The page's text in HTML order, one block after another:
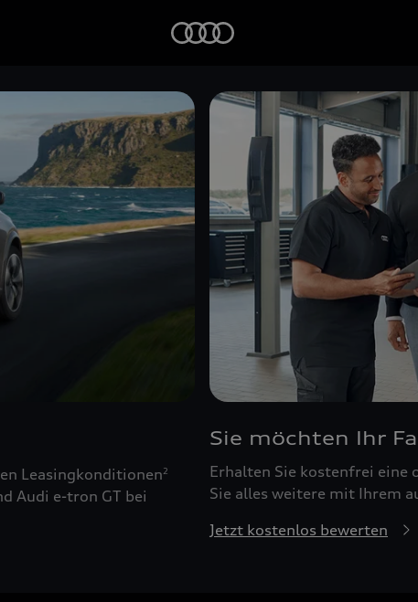
Leasingkonditionen2
Audi e-tron GT bei
Sie möchten Ihr
Erhalten Sie kostenfrei eine
Sie alles weitere mit Ihrem
Jetzt kostenlos bewerten